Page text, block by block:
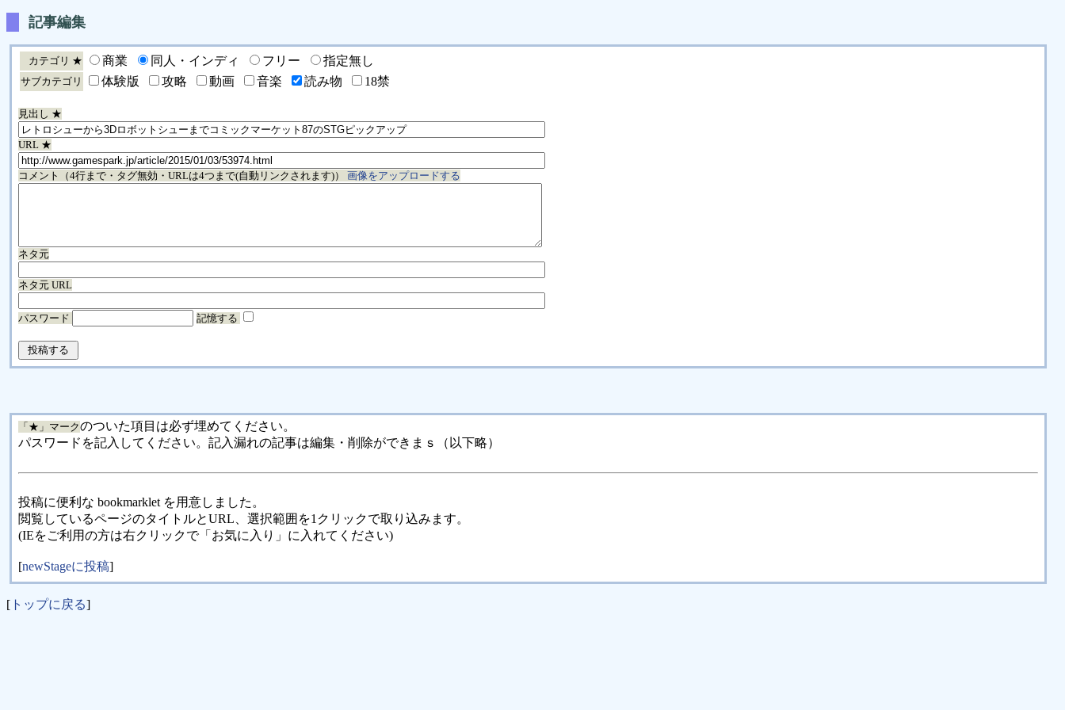
記事編集
カテゴリ ★ 商業 同人・インディ フリー 指定無し
サブカテゴリ 体験版 攻略 動画 音楽 読み物 18禁
見出し ★
URL ★
コメント（4行まで・タグ無効・URLは4つまで(自動リンクされます)） 画像をアップロードする
ネタ元
ネタ元 URL
パスワード 記憶する
「★」マークのついた項目は必ず埋めてください。
パスワードを記入してください。記入漏れの記事は編集・削除ができまｓ（以下略）
投稿に便利な bookmarklet を用意しました。
閲覧しているページのタイトルとURL、選択範囲を1クリックで取り込みます。
(IEをご利用の方は右クリックで「お気に入り」に入れてください)
[newStageに投稿]
[ トップに戻る]